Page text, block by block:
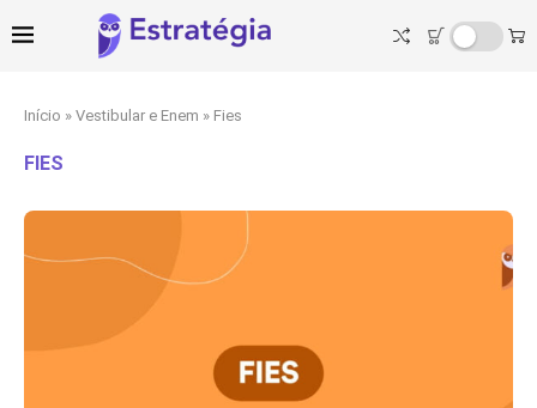
Início » Vestibular e Enem » Fies
FIES